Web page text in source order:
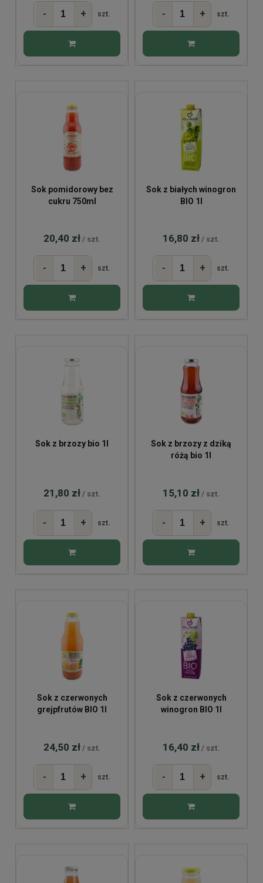
- + szt. - + szt.
Sok pomidorowy bez
cukru 750ml
20,40 zł / szt.
- + szt.
Sok z białych winogron
BIO 1l
16,80 zł / szt.
- + szt.
Sok z brzozy bio 1l
21,80 zł / szt.
- + szt.
Sok z brzozy z dziką
różą bio 1l
15,10 zł / szt.
- + szt.
Sok z czerwonych
grejpfrutów BIO 1l
24,50 zł / szt.
- + szt.
Sok z czerwonych
winogron BIO 1l
16,40 zł / szt.
- + szt.